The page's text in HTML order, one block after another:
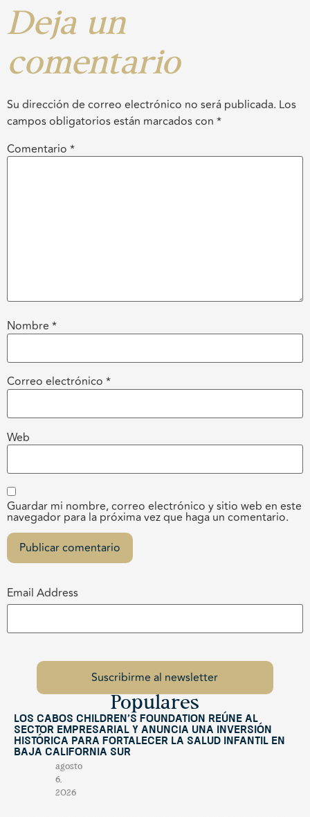
Deja un
comentario
Su dirección de correo electrónico no será publicada. Los
campos obligatorios están marcados con *
Comentario *
Nombre *
Correo electrónico *
Web
Guardar mi nombre, correo electrónico y sitio web en este
navegador para la próxima vez que haga un comentario.
Email Address
Populares
Los Cabos Children’s Foundation reúne al
sector empresarial y anuncia una inversión
histórica para fortalecer la salud infantil en
Baja California Sur
agosto
6,
2026